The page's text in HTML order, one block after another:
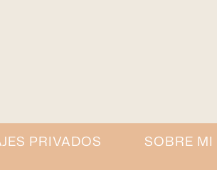
PRIVADOS SOBRE MI